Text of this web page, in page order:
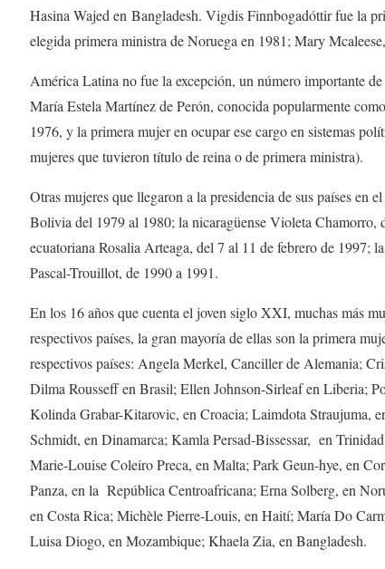
Hasina Wajed en Bangladesh. Vigdis Finnbogadóttir fue la
elegida primera ministra de Noruega en 1981; Mary
América Latina no fue la excepción, un número importante
María Estela Martínez de Perón, conocida popularmente
1976, y la primera mujer en ocupar ese cargo en sistemas
mujeres que tuvieron título de reina o de primera ministra).
Otras mujeres que llegaron a la presidencia de sus países
Bolivia del 1979 al 1980; la nicaragüense Violeta Chamorro,
ecuatoriana Rosalia Arteaga, del 7 al 11 de febrero de 1997;
Pascal-Trouillot, de 1990 a 1991.
En los 16 años que cuenta el joven siglo XXI, muchas más
respectivos países, la gran mayoría de ellas son la primera
respectivos países: Angela Merkel, Canciller de Alemania;
Dilma Rousseff en Brasil; Ellen Johnson-Sirleaf en Liberia;
Kolinda Grabar-Kitarovic, en Croacia; Laimdota Straujuma,
Schmidt, en Dinamarca; Kamla Persad-Bissessar, en
Marie-Louise Coleiro Preca, en Malta; Park Geun-hye, en
Panza, en la República Centroafricana; Erna Solberg, en
en Costa Rica; Michèle Pierre-Louis, en Haití; María Do
Luisa Diogo, en Mozambique; Khaela Zia, en Bangladesh.